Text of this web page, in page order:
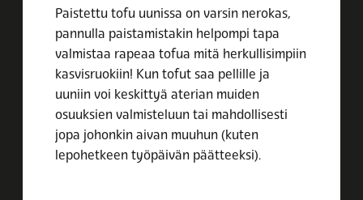
Paistettu tofu uunissa on varsin nerokas,
pannulla paistamistakin helpompi tapa
valmistaa rapeaa tofua mitä herkullisimpiin
kasvisruokiin! Kun tofut saa pellille ja
uuniin voi keskittyä aterian muiden
osuuksien valmisteluun tai mahdollisesti
jopa johonkin aivan muuhun (kuten
lepohetkeen työpäivän päätteeksi).